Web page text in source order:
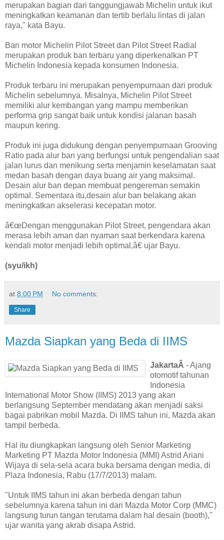
merupakan bagian dari tanggungjawab Michelin untuk ikut
meningkatkan keamanan dan tertib berlalu lintas di jalan
raya," kata Bayu.
Ban motor Michelin Pilot Street dan Pilot Street Radial
merupakan produk ban terbaru yang diperkenalkan PT
Michelin Indonesia kepada konsumen Indonesia.
Produk terbaru ini merupakan penyempurnaan dari produk
Michelin sebelumnya. Misalnya, Michelin Pilot Street
memiliki alur kembangan yang mampu memberikan
performa grip sangat baik untuk kondisi jalanan basah
maupun kering.
Produk ini juga didukung dengan penyempurnaan Grooving
Ratio pada alur ban yang berfungsi untuk pengendalian saat
jalan lurus dan menikung serta menjamin keselamatan saat
medan basah dengan daya buang air yang maksimal.
Desain alur ban depan membuat pengereman semakin
optimal. Sementara itu,desain alur ban belakang akan
meningkatkan akselerasi kecepatan motor.
â€œDengan menggunakan Pilot Street, pengendara akan
merasa lebih aman dan nyaman saat berkendara karena
kendali motor menjadi lebih optimal,â€ ujar Bayu.
(syu/ikh)
at 8:00 PM No comments:
Share
Mazda Siapkan yang Beda di IIMS
JakartaÂ - Ajang
otomotif tahunan
Indonesia
International Motor Show (IIMS) 2013 yang akan
berlangsung September mendatang akan menjadi saksi
bagai pabrikan mobil Mazda. Di IIMS tahun ini, Mazda akan
tampil berbeda.
Hal itu diungkapkan langsung oleh Senior Marketing
Marketing PT Mazda Motor Indonesia (MMI) Astrid Ariani
Wijaya di sela-sela acara buka bersama dengan media, di
Plaza Indonesia, Rabu (17/7/2013) malam.
"Untuk IIMS tahun ini akan berbeda dengan tahun
sebelumnya karena tahun ini dari Mazda Motor Corp (MMC)
langsung turun tangan terutama dalam hal desain (booth),"
ujar wanita yang akrab disapa Astrid.